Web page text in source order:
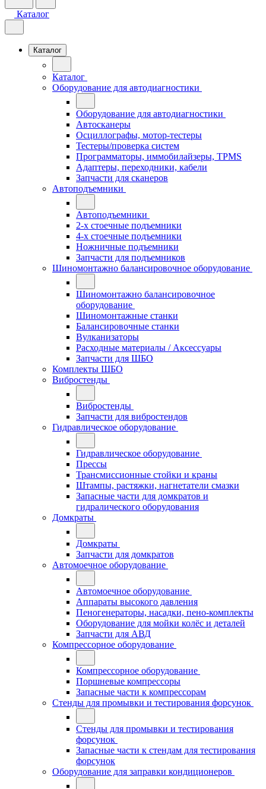
Каталог
Каталог
Каталог
Оборудование для автодиагностики
Оборудование для автодиагностики
Автосканеры
Осциллографы, мотор-тестеры
Тестеры/проверка систем
Программаторы, иммобилайзеры, TPMS
Адаптеры, переходники, кабели
Запчасти для сканеров
Автоподъемники
Автоподъемники
2-х стоечные подъемники
4-х стоечные подъемники
Ножничные подъемники
Запчасти для подъемников
Шиномонтажно балансировочное оборудование
Шиномонтажно балансировочное
оборудование
Шиномонтажные станки
Балансировочные станки
Вулканизаторы
Расходные материалы / Аксессуары
Запчасти для ШБО
Комплекты ШБО
Вибростенды
Вибростенды
Запчасти для вибростендов
Гидравлическое оборудование
Гидравлическое оборудование
Прессы
Трансмиссионные стойки и краны
Штампы, растяжки, нагнетатели смазки
Запасные части для домкратов и
гидралического оборудования
Домкраты
Домкраты
Запчасти для домкратов
Автомоечное оборудование
Автомоечное оборудование
Аппараты высокого давления
Пеногенераторы, насадки, пено-комплекты
Оборудование для мойки колёс и деталей
Запчасти для АВД
Компрессорное оборудование
Компрессорное оборудование
Поршневые компрессоры
Запасные части к компрессорам
Стенды для промывки и тестирования форсунок
Стенды для промывки и тестирования
форсунок
Запасные части к стендам для тестирования
форсунок
Оборудование для заправки кондиционеров